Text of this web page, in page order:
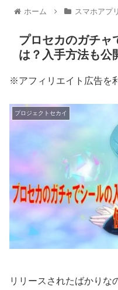
ホーム スマホアプ
プロセカのガチャ
は？入手方法も公
※アフィリエイト広告を
プロジェクトセカイ
リリースされたばかりな